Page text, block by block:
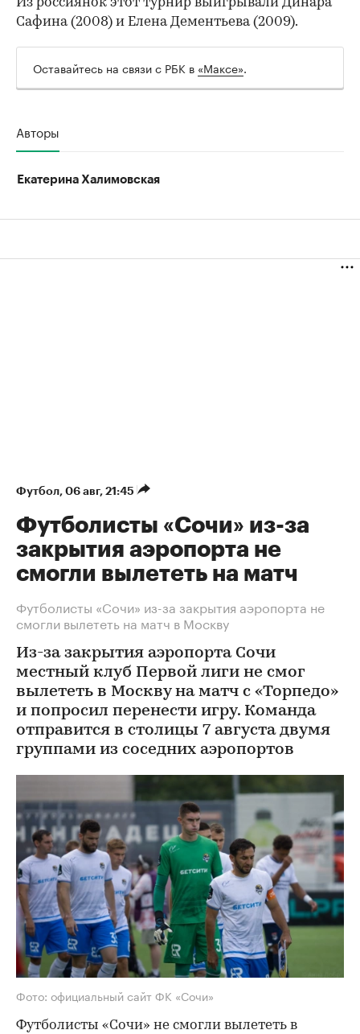
Сафина (2008) и Елена Дементьева (2009).
Оставайтесь на связи с РБК в «Максе».
Авторы
Екатерина Халимовская
Футбол 06 авг, 21:45
Футболисты «Сочи» из-за
закрытия аэропорта не
смогли вылететь на матч
Футболисты «Сочи» из-за закрытия аэропорта не
смогли вылететь на матч в Москву
Из-за закрытия аэропорта Сочи
местный клуб Первой лиги не смог
вылететь в Москву на матч с «Торпедо»
и попросил перенести игру. Команда
отправится в столицы 7 августа двумя
группами из соседних аэропортов
Фото: официальный сайт ФК «Сочи»
Футболисты «Сочи» не смогли вылететь в